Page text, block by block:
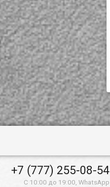
+7 (777) 255-08-54
С 10:00 до 19:00, WhatsApp